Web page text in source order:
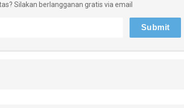
Silakan berlangganan gratis via email